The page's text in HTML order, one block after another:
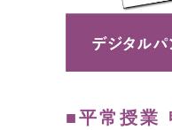
よくあるご
■平常授業